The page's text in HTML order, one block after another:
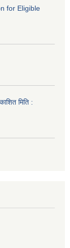
for Eligible
मिति :